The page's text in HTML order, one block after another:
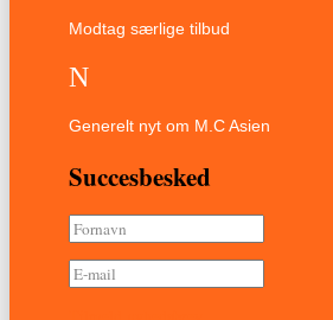
Modtag særlige tilbud
N
Generelt nyt om M.C Asien
Succesbesked